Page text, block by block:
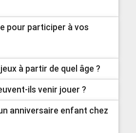
pour participer à vos
à partir de quel âge ?
ils venir jouer ?
anniversaire enfant chez